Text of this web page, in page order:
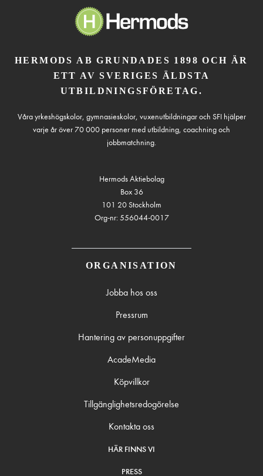
HERMODS AB GRUNDADES 1898 OCH ÄR
ETT AV SVERIGES ÄLDSTA
UTBILDNINGSFÖRETAG.
Våra yrkeshögskolor, gymnasieskolor, vuxenutbildningar och SFI hjälper
varje år över 70 000 personer med utbildning, coachning och
jobbmatchning.
Hermods Aktiebolag
Box 36
101 20 Stockholm
Org-nr: 556044-0017
ORGANISATION
Jobba hos oss
Pressrum
Hantering av personuppgifter
AcadeMedia
Köpvillkor
Tillgänglighetsredogörelse
Kontakta oss
HÄR FINNS VI
PRESS